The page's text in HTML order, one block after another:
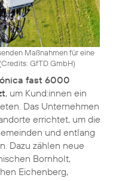
Maßnahmen für eine
Credits: GfTD GmbH)
fast 6000
, um Kund:innen ein
Das Unternehmen
errichtet, um die
und entlang
Dazu zählen neue
Bornholt,
Eichenberg,